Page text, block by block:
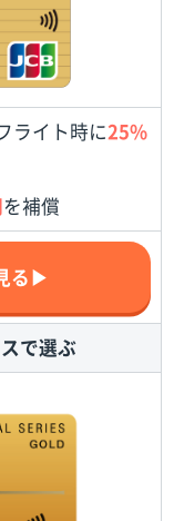
ライト時に25%
を補償
る▶
で選ぶ